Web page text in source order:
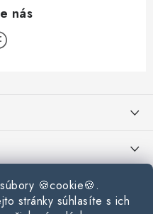
🍪cookie🍪.
stránky súhlasíte s ich